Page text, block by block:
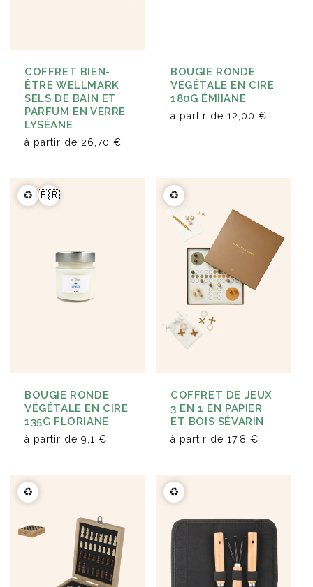
COFFRET BIEN-
ÊTRE WELLMARK
SELS DE BAIN ET
PARFUM EN VERRE
LYSÉANE
à partir de 26,70 €
BOUGIE RONDE
VÉGÉTALE EN CIRE
180G ÉMIIANE
à partir de 12,00 €
♻️ 🇫🇷
BOUGIE RONDE
VÉGÉTALE EN CIRE
135G FLORIANE
à partir de 9,1 €
♻️
COFFRET DE JEUX
3 EN 1 EN PAPIER
ET BOIS SÉVARIN
à partir de 17,8 €
♻️ ♻️